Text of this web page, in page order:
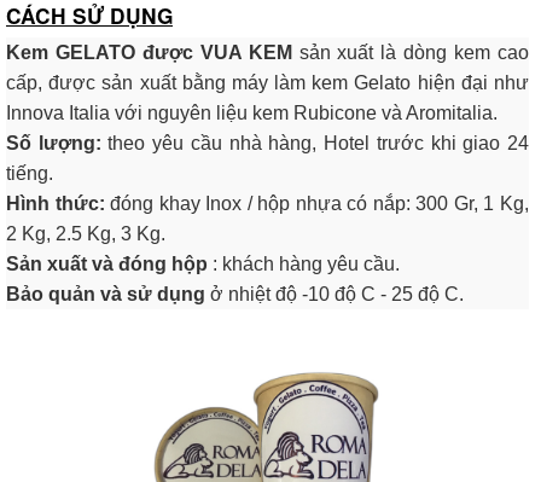
CÁCH SỬ DỤNG
Kem GELATO được VUA KEM sản xuất là dòng kem cao
cấp, được sản xuất bằng máy làm kem Gelato hiện đại như
Innova Italia với nguyên liệu kem Rubicone và Aromitalia.
Số lượng:theo yêu cầu nhà hàng, Hotel trước khi giao 24
tiếng.
Hình thức:đóng khay Inox / hộp nhựa có nắp: 300 Gr, 1 Kg,
2 Kg, 2.5 Kg, 3 Kg.
Sản xuất và đóng hộp : khách hàng yêu cầu.
Bảo quản và sử dụng ở nhiệt độ -10 độ C - 25 độ C.